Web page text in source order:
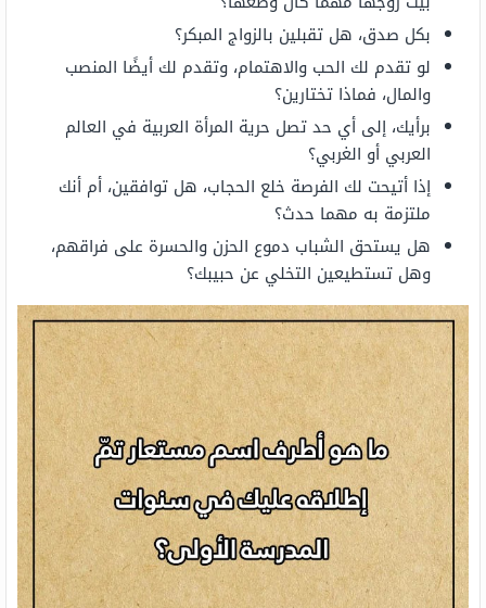
بكل صدق، هل تقبلين بالزواج المبكر؟
لو تقدم لك الحب والاهتمام، وتقدم لك أيضًا المنصب
والمال، فماذا تختارين؟
برأيك، إلى أي حد تصل حرية المرأة العربية في العالم
العربي أو الغربي؟
إذا أتيحت لك الفرصة خلع الحجاب، هل توافقين، أم أنك
ملتزمة به مهما حدث؟
هل يستحق الشباب دموع الحزن والحسرة على فراقهم،
وهل تستطيعين التخلي عن حبيبك؟